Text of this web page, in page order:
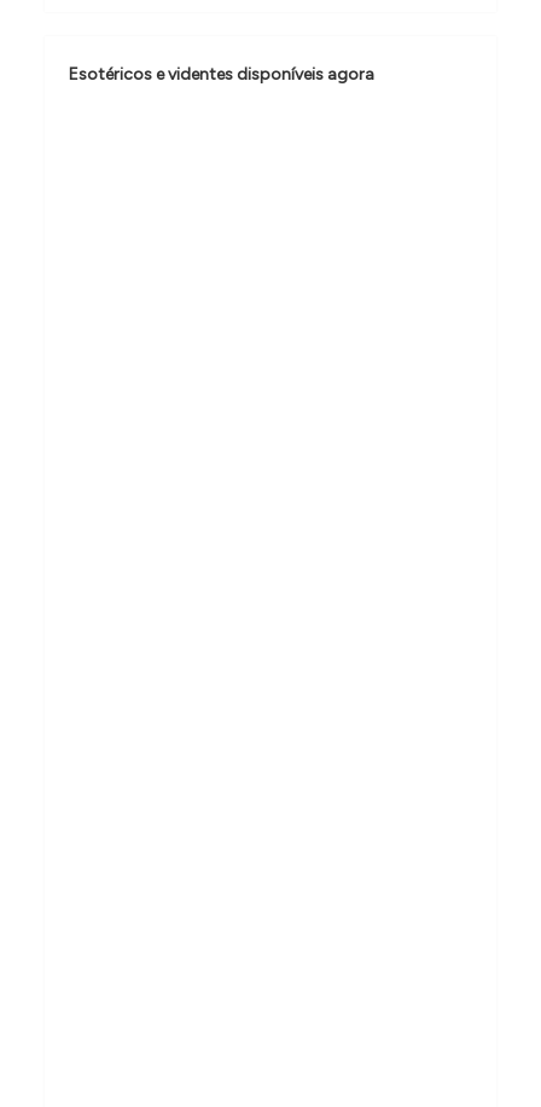
e
Esotéricos e videntes disponíveis agora